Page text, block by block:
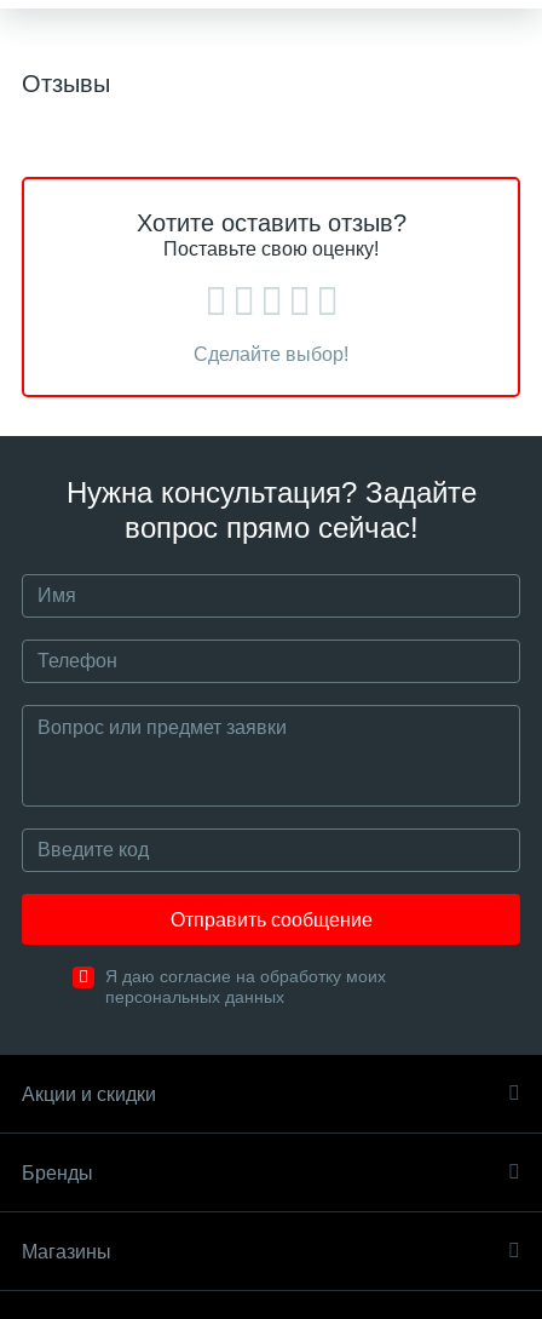
Отзывы
Хотите оставить отзыв?
Поставьте свою оценку!
Сделайте выбор!
Нужна консультация? Задайте
вопрос прямо сейчас!
Отправить сообщение
Я даю согласие на обработку моих
персональных данных
Акции и скидки
Бренды
Магазины